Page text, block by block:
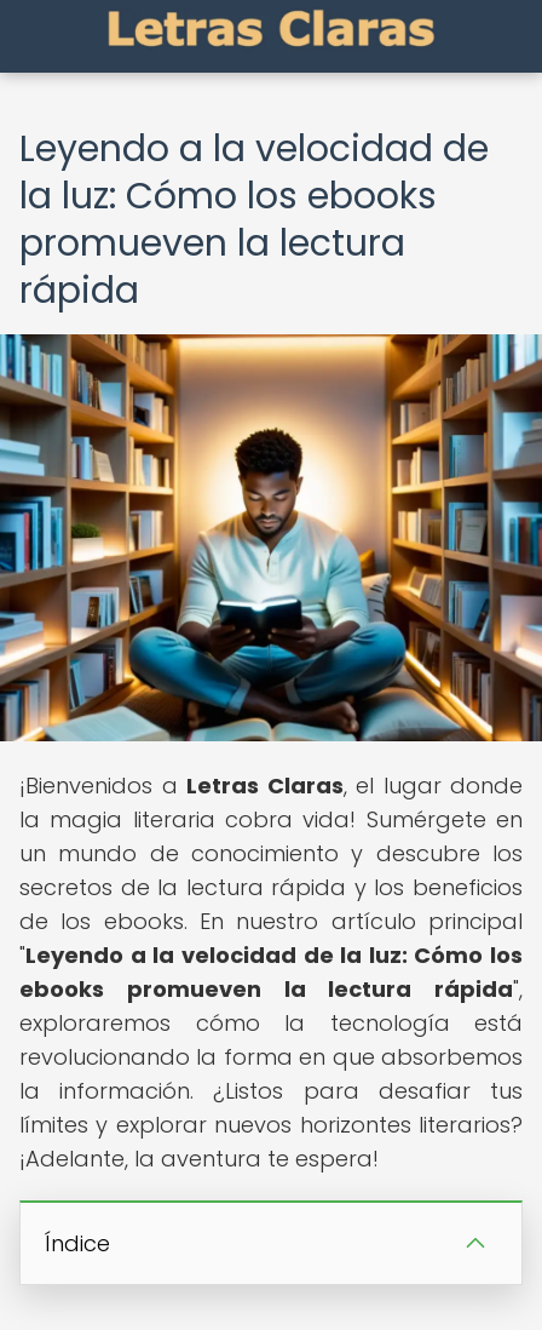
Leyendo a la velocidad de
la luz: Cómo los ebooks
promueven la lectura
rápida
¡Bienvenidos a Letras Claras, el lugar donde
la magia literaria cobra vida! Sumérgete en
un mundo de conocimiento y descubre los
secretos de la lectura rápida y los beneficios
de los ebooks. En nuestro artículo principal
"Leyendo a la velocidad de la luz: Cómo los
ebooks promueven la lectura rápida",
exploraremos cómo la tecnología está
revolucionando la forma en que absorbemos
la información. ¿Listos para desafiar tus
límites y explorar nuevos horizontes literarios?
¡Adelante, la aventura te espera!
Índice